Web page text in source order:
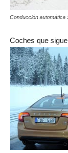
Conducción automática
Coches que